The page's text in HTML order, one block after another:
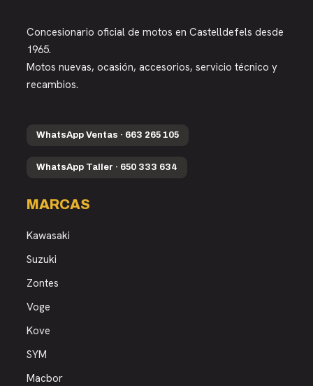
Concesionario oficial de motos en Castelldefels desde
1965.
Motos nuevas, ocasión, accesorios, servicio técnico y
recambios.
WhatsApp Ventas · 663 265 105
WhatsApp Taller · 650 333 634
MARCAS
Kawasaki
Suzuki
Zontes
Voge
Kove
SYM
Macbor